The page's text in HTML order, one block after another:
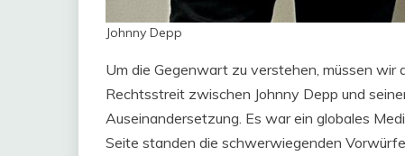
Johnny Depp
Um die Gegenwart zu verstehen, müssen
Rechtsstreit zwischen Johnny Depp und
Auseinandersetzung. Es war ein globales
Seite standen die schwerwiegenden